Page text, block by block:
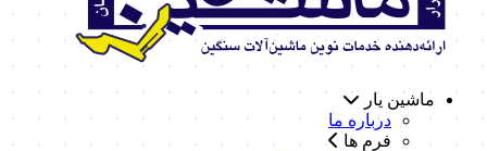
ماشین یار
درباره ما
فرم ها